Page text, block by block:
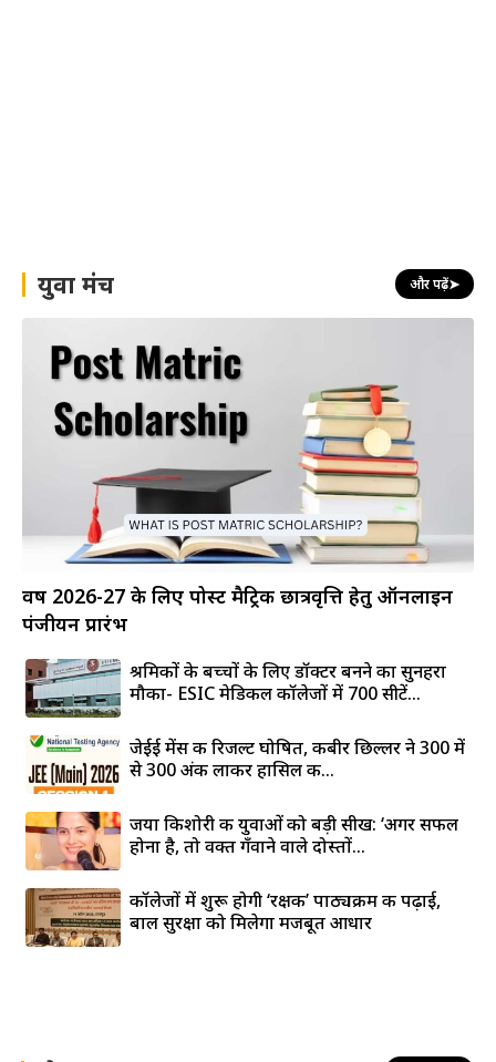
युवा मंच और पढ़ें➤
वर्ष 2026-27 के लिए पोस्ट मैट्रिक छात्रवृत्ति हेतु ऑनलाइन
पंजीयन प्रारंभ
श्रमिकों के बच्चों के लिए डॉक्टर बनने का सुनहरा
मौका- ESIC मेडिकल कॉलेजों में 700 सीटें...
जेईई मेंस की रिजल्ट घोषित, कबीर छिल्लर ने 300 में
से 300 अंक लाकर हासिल की...
जया किशोरी की युवाओं को बड़ी सीख: ‘अगर सफल
होना है, तो वक्त गँवाने वाले दोस्तों...
कॉलेजों में शुरू होगी ‘रक्षक’ पाठ्यक्रम की पढ़ाई,
बाल सुरक्षा को मिलेगा मजबूत आधार